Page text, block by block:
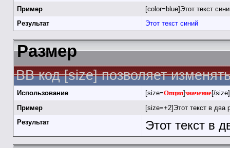
Пример
[color=blue]Этот текст
Результат
Этот текст синий
Размер
BB код [size] позволяет
Использование [size=Опция]значение[/size]
Пример
[size=+2]Этот текст в два
Результат
Этот текст в